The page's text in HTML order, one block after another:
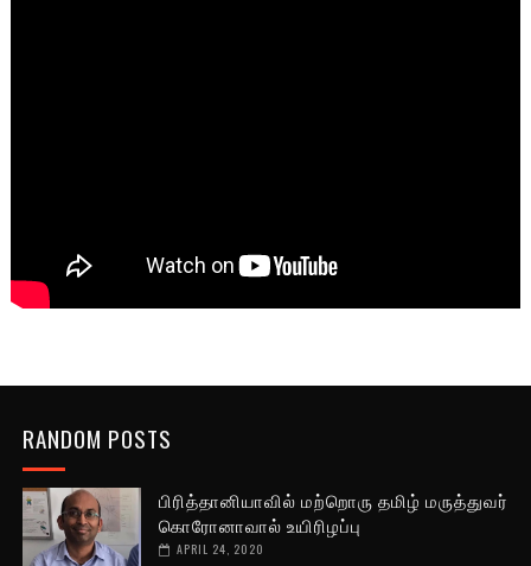
RANDOM POSTS
பிரித்தானியாவில் மற்றொரு தமிழ் மருத்துவர்
கொரோனாவால் உயிரிழப்பு
APRIL 24, 2020